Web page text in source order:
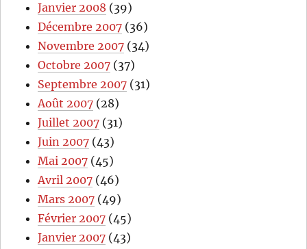
Janvier 2008 (39)
Décembre 2007 (36)
Novembre 2007 (34)
Octobre 2007 (37)
Septembre 2007 (31)
Août 2007 (28)
Juillet 2007 (31)
Juin 2007 (43)
Mai 2007 (45)
Avril 2007 (46)
Mars 2007 (49)
Février 2007 (45)
Janvier 2007 (43)